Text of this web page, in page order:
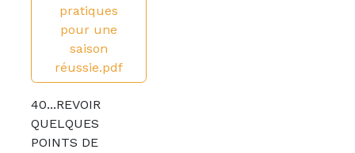
pratiques
pour une
saison
réussie.pdf
40...REVOIR
QUELQUES
POINTS DE